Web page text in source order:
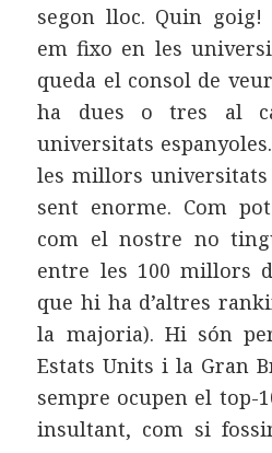
segon lloc. Quin goig!
em fixo en les
queda el consol de
ha dues o tres al
universitats
les millors
sent enorme. Com
com el nostre no
entre les 100 millors
que hi ha d’altres
la majoria). Hi són
Estats Units i la Gran
sempre ocupen el top-
insultant, com si